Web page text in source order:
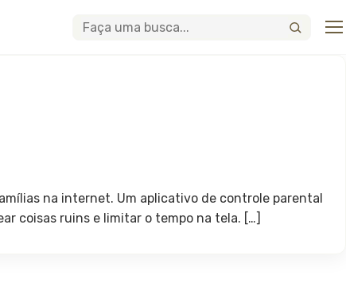
Buscar
na internet. Um aplicativo de controle parental
coisas ruins e limitar o tempo na tela. […]